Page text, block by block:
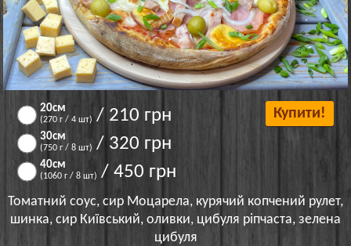
20см
(270 г / 4 шт) / 210 грн
30cм
(750 г / 8 шт) / 320 грн
40см
(1060 г / 8 шт) / 450 грн
Купити!
Томатний соус, сир Моцарела, курячий копчений рулет,
шинка, сир Київський, оливки, цибуля ріпчаста, зелена
цибуля